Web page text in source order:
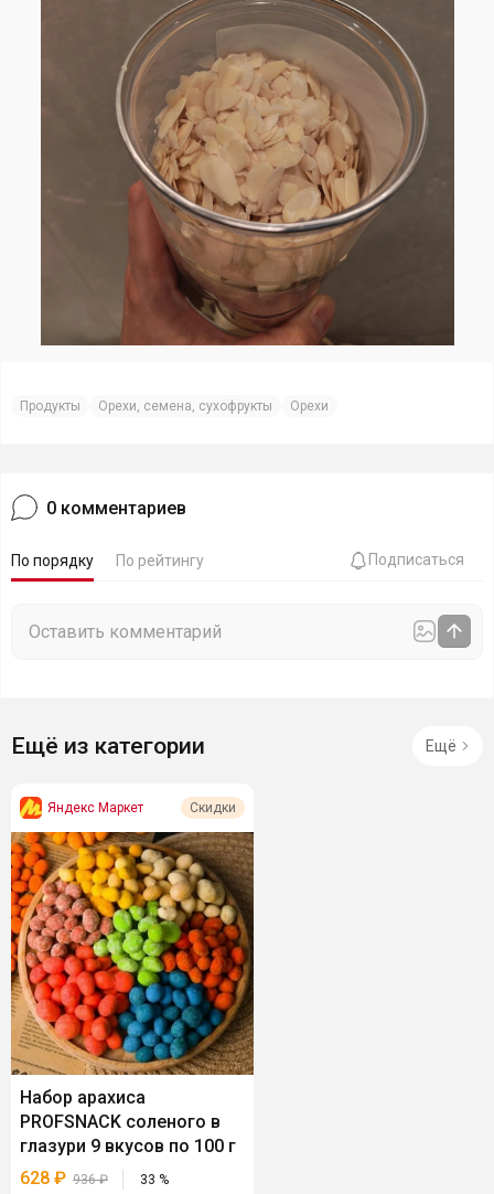
Продукты Орехи, семена, сухофрукты Орехи
0 комментариев
По порядку По рейтингу Подписаться
Ещё из категории Ещё
Яндекс Маркет Скидки
Набор арахиса
PROFSNACK соленого в
глазури 9 вкусов по 100 г
628 ₽ 936₽ 33 %